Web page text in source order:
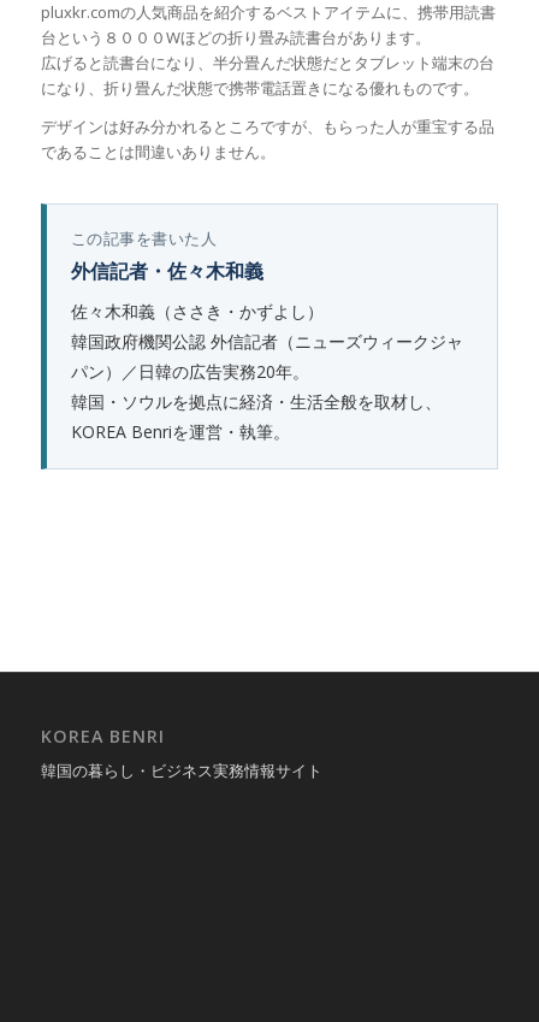
pluxkr.comの人気商品を紹介するベストアイテムに、携帯用読書
台という８０００Wほどの折り畳み読書台があります。
広げると読書台になり、半分畳んだ状態だとタブレット端末の台
になり、折り畳んだ状態で携帯電話置きになる優れものです。
デザインは好み分かれるところですが、もらった人が重宝する品
であることは間違いありません。
この記事を書いた人
外信記者・佐々木和義
佐々木和義（ささき・かずよし）
韓国政府機関公認 外信記者（ニューズウィークジャ
パン）／日韓の広告実務20年。
韓国・ソウルを拠点に経済・生活全般を取材し、
KOREA Benriを運営・執筆。
KOREA BENRI
韓国の暮らし・ビジネス実務情報サイト